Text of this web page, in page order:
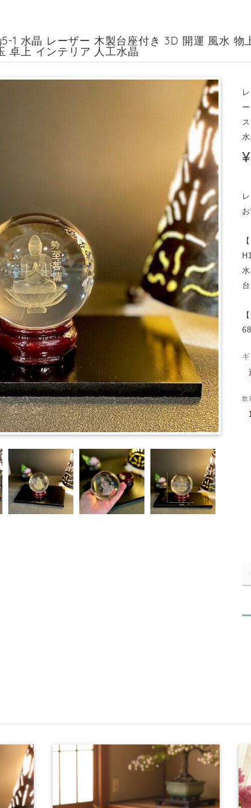
1 水晶 レーザー 木製台座付き 3D 開運 風水 物
卓上 インテリア 人工水晶
数